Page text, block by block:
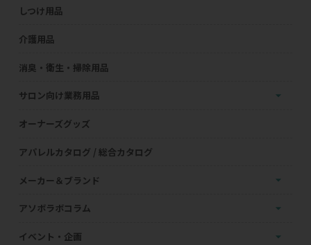
しつけ用品
介護用品
消臭・衛生・掃除用品
サロン向け業務用品
オーナーズグッズ
アパレルカタログ / 総合カタログ
メーカー＆ブランド
アソボラボコラム
イベント・企画